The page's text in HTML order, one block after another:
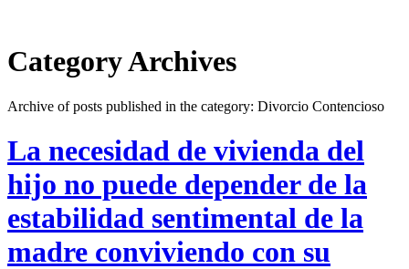
Category Archives
Archive of posts published in the category: Divorcio Contencioso
La necesidad de vivienda del
hijo no puede depender de la
estabilidad sentimental de la
madre conviviendo con su